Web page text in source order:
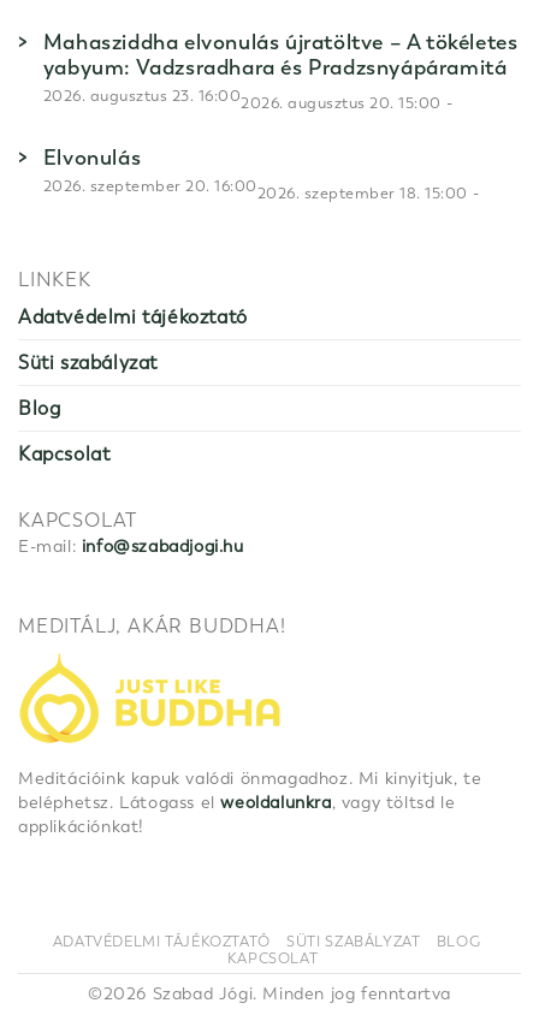
Mahasziddha elvonulás újratöltve – A tökéletes
yabyum: Vadzsradhara és Pradzsnyápáramitá
2026. augusztus 20. 15:00 -
2026. augusztus 23. 16:00
Elvonulás
2026. szeptember 18. 15:00 -
2026. szeptember 20. 16:00
LINKEK
Adatvédelmi tájékoztató
Süti szabályzat
Blog
Kapcsolat
KAPCSOLAT
E-mail: info@szabadjogi.hu
MEDITÁLJ, AKÁR BUDDHA!
Meditációink kapuk valódi önmagadhoz. Mi kinyitjuk, te
beléphetsz. Látogass elweoldalunkra, vagy töltsd le
applikációnkat!
ADATVÉDELMI TÁJÉKOZTATÓ SÜTI SZABÁLYZAT
BLOG
KAPCSOLAT
©2026 Szabad Jógi. Minden jog fenntartva